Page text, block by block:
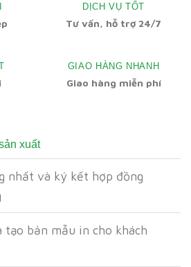
DỊCH VỤ TỐT
Tư vấn, hỗ trợ 24/7
GIAO HÀNG NHANH
Giao hàng miễn phí
xuất
nhất và ký kết hợp đồng
bản mẫu in cho khách